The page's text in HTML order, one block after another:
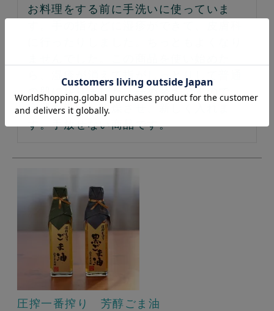
お料理をする前に手洗いに使っていま
の肌に戻りました。詰め替えですので、
容器を洗い、乾燥させ、新しく入れま
す。手放せない商品です。
圧搾一番搾り 芳醇ごま油